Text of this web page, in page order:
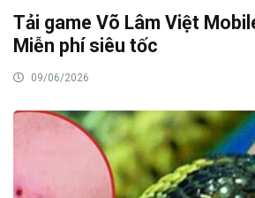
Tải game Võ Lâm Việt
Miễn phí siêu tốc
09/06/2026